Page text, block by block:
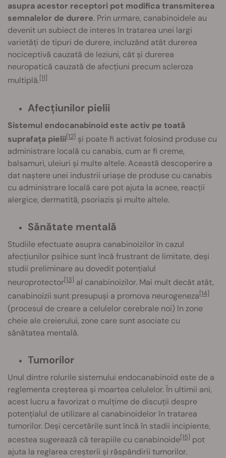
asupra acestor receptori pot modifica transmiterea
semnalelor de durere. Prin urmare, canabinoidele au
devenit un subiect de interes în tratarea unei largi
varietăți de tipuri de durere, incluzând atât durerea
nociceptivă cauzată de leziuni, cât și durerea
neuropatică cauzată de afecțiuni precum scleroza
multiplă.[11]
Afecțiunilor pielii
Sistemul endocanabinoid este activ pe toată
suprafața pielii[12] și poate fi activat folosind produse cu
administrare locală cu canabis, cum ar fi creme,
balsamuri, uleiuri și multe altele. Această descoperire a
dat naștere unei industrii uriașe de produse cu canabis
cu administrare locală care pot ajuta la acnee, reacții
alergice, dermatită, psoriazis și multe altele.
Sănătate mentală
Studiile efectuate asupra canabinoizilor în cazul
afecțiunilor psihice sunt încă frustrant de limitate, deși
studii preliminare au dovedit potențialul
neuroprotector[13] al canabinoizilor. Mai mult decât atât,
canabinoizii sunt presupuși a promova neurogeneza[14]
(procesul de creare a celulelor cerebrale noi) în zone
cheie ale creierului, zone care sunt asociate cu
sănătatea mentală.
Tumorilor
Unul dintre rolurile sistemului endocanabinoid este de a
reglementa creșterea și moartea celulelor. În ultimii ani,
acest lucru a favorizat o mulțime de discuții despre
potențialul de utilizare al canabinoidelor în tratarea
tumorilor. Deși cercetările sunt încă în stadii incipiente,
acestea sugerează că terapiile cu canabinoide[15] pot
ajuta la reglarea creșterii și răspândirii tumorilor.